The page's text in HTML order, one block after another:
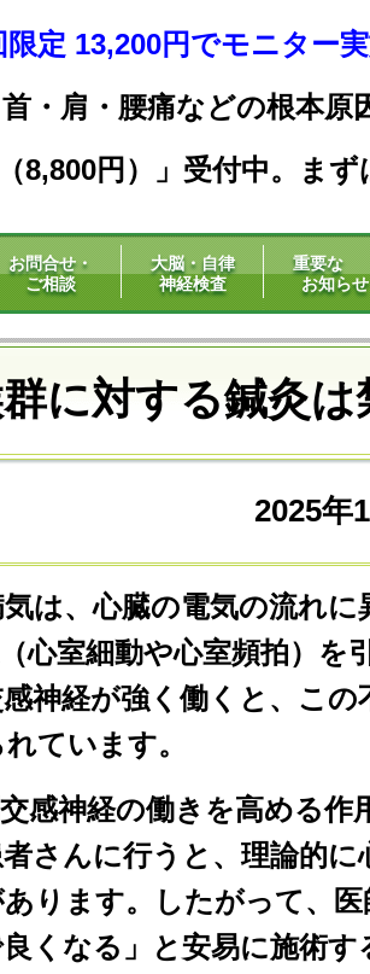
定 13,200円でモニター
首・肩・腰痛などの根本原
8,800円）」受付中。まず
お問合せ・
ご相談
大脳・自律
神経検査
重要な
お知らせ
に対する鍼灸は
2025年
は、心臓の電気の流れに
心室細動や心室頻拍）を
神経が強く働くと、この
ています。
感神経の働きを高める作
さんに行うと、理論的に
ります。したがって、医
くなる」と安易に施術す